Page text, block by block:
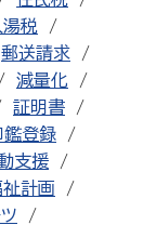
湯税
郵送請求
減量化
証明書
鑑登録
支援
計画